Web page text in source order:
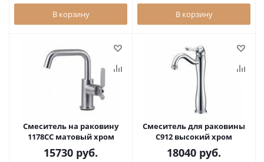
В корзину В корзину
Смеситель на раковину
1178CC матовый хром
15730 руб.
Смеситель для раковины
C912 высокий хром
18040 руб.